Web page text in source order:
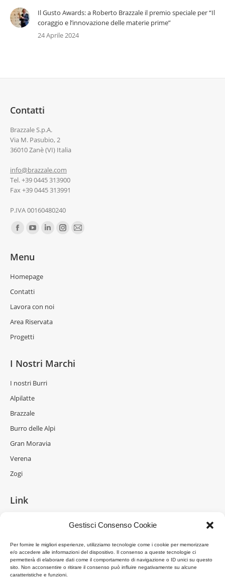
Gestisci Consenso Cookie
Per fornire le migliori esperienze, utilizziamo tecnologie come i cookie per memorizzare
e/o accedere alle informazioni del dispositivo. Il consenso a queste tecnologie ci
permetterà di elaborare dati come il comportamento di navigazione o ID unici su questo
sito. Non acconsentire o ritirare il consenso può influire negativamente su alcune
caratteristiche e funzioni.
Il Gusto Awards: a Roberto Brazzale il premio speciale per “Il
coraggio e l’innovazione delle materie prime”
24 Aprile 2024
Contatti
Brazzale S.p.A.
Via M. Pasubio, 2
36010 Zanè (VI) Italia
info@brazzale.com
Tel. +39 0445 313900
Fax +39 0445 313991
P.IVA 00160480240
Ci puoi trovare su:
Menu
Homepage
Contatti
Lavora con noi
Area Riservata
Progetti
I Nostri Marchi
I nostri Burri
Alpilatte
Brazzale
Burro delle Alpi
Gran Moravia
Verena
Zogi
Link
Gran Moravia
Brazzale Shanghai